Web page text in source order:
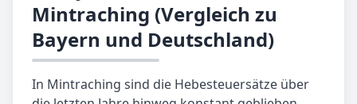
Mintraching (Vergleich zu
Bayern und Deutschland)
In Mintraching sind die Hebesteuersätze über